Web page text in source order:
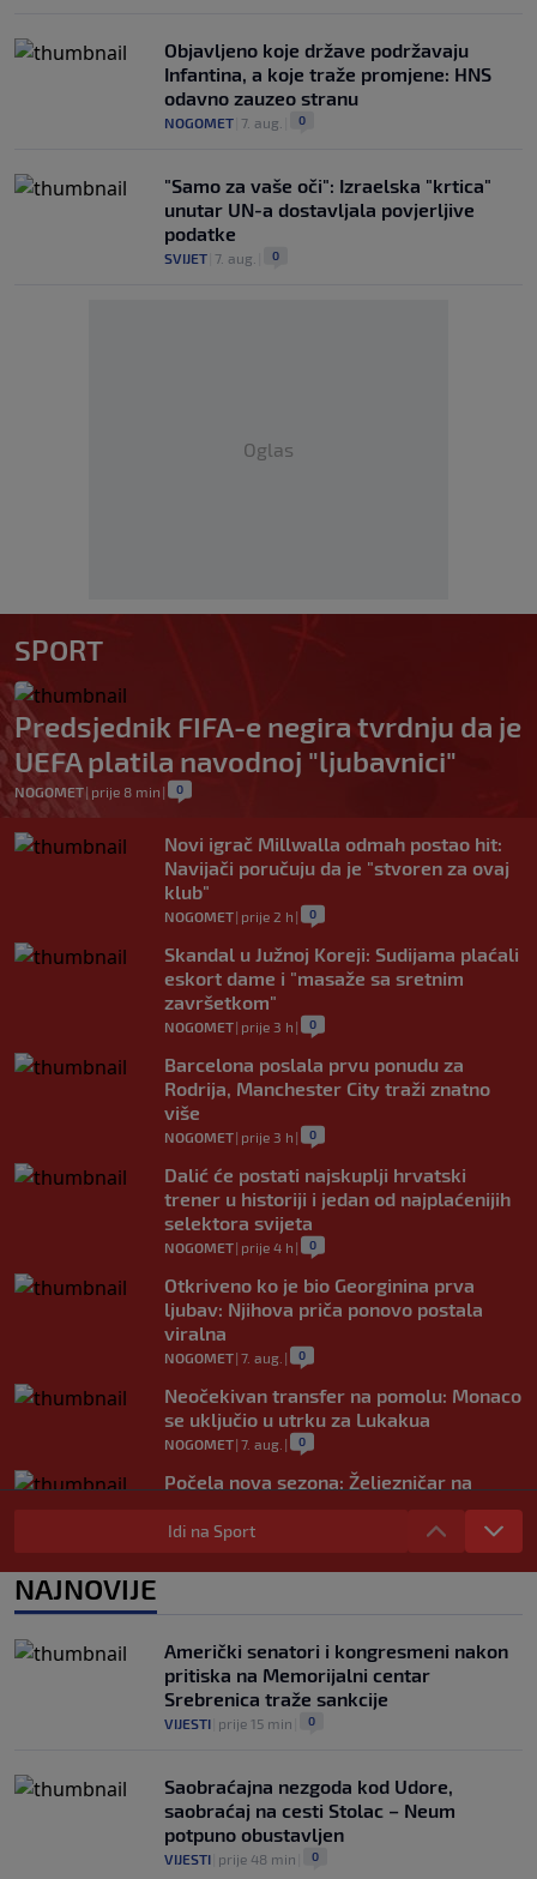
Objavljeno koje države podržavaju
Infantina, a koje traže promjene: HNS
odavno zauzeo stranu
NOGOMET 7. aug. 0
"Samo za vaše oči": Izraelska "krtica"
unutar UN-a dostavljala povjerljive
podatke
SVIJET 7. aug. 0
Oglas
SPORT
Predsjednik FIFA-e negira tvrdnju da je
UEFA platila navodnoj "ljubavnici"
NOGOMET| prije 8 min | 0
Novi igrač Millwalla odmah postao hit:
Navijači poručuju da je "stvoren za ovaj
klub"
NOGOMET| prije 2 h | 0
Skandal u Južnoj Koreji: Sudijama plaćali
eskort dame i "masaže sa sretnim
završetkom"
NOGOMET| prije 3 h | 0
Barcelona poslala prvu ponudu za
Rodrija, Manchester City traži znatno
više
NOGOMET| prije 3 h | 0
Dalić će postati najskuplji hrvatski
trener u historiji i jedan od najplaćenijih
selektora svijeta
NOGOMET| prije 4 h | 0
Otkriveno ko je bio Georginina prva
ljubav: Njihova priča ponovo postala
viralna
NOGOMET| 7. aug. | 0
Neočekivan transfer na pomolu: Monaco
se uključio u utrku za Lukakua
NOGOMET| 7. aug. | 0
Počela nova sezona: Željezničar na
NOGOMET|7. aug.
UEFA pokreće istragu: Je li Infantino
NOGOMET
Idi na Sport
NAJNOVIJE
Američki senatori i kongresmeni nakon
pritiska na Memorijalni centar
Srebrenica traže sankcije
VIJESTI prije 15 min 0
Saobraćajna nezgoda kod Udore,
saobraćaj na cesti Stolac – Neum
potpuno obustavljen
VIJESTI prije 48 min 0